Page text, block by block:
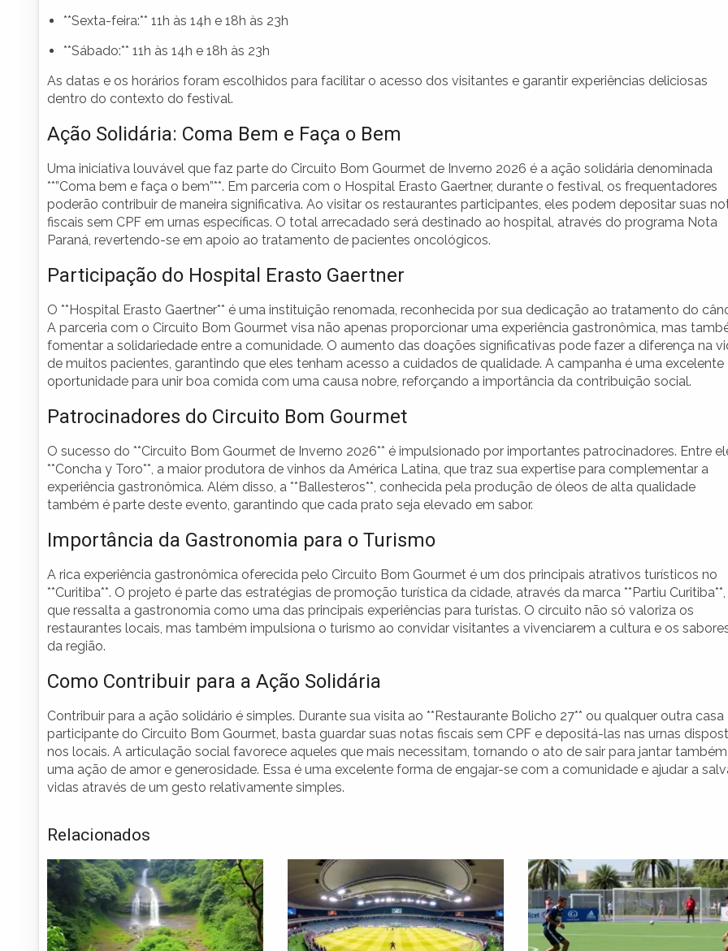
**Sexta-feira:** 11h às 14h e 18h às 23h
**Sábado:** 11h às 14h e 18h às 23h
As datas e os horários foram escolhidos para facilitar o acesso dos visitantes e garantir experiências deliciosas
dentro do contexto do festival.
Ação Solidária: Coma Bem e Faça o Bem
Uma iniciativa louvável que faz parte do Circuito Bom Gourmet de Inverno 2026 é a ação solidária denominada
**”Coma bem e faça o bem”**. Em parceria com o Hospital Erasto Gaertner, durante o festival, os frequentadores
poderão contribuir de maneira significativa. Ao visitar os restaurantes participantes, eles podem depositar suas
fiscais sem CPF em urnas específicas. O total arrecadado será destinado ao hospital, através do programa Nota
Paraná, revertendo-se em apoio ao tratamento de pacientes oncológicos.
Participação do Hospital Erasto Gaertner
O **Hospital Erasto Gaertner** é uma instituição renomada, reconhecida por sua dedicação ao tratamento do
A parceria com o Circuito Bom Gourmet visa não apenas proporcionar uma experiência gastronômica, mas
fomentar a solidariedade entre a comunidade. O aumento das doações significativas pode fazer a diferença na
de muitos pacientes, garantindo que eles tenham acesso a cuidados de qualidade. A campanha é uma excelente
oportunidade para unir boa comida com uma causa nobre, reforçando a importância da contribuição social.
Patrocinadores do Circuito Bom Gourmet
O sucesso do **Circuito Bom Gourmet de Inverno 2026** é impulsionado por importantes patrocinadores. Entre
**Concha y Toro**, a maior produtora de vinhos da América Latina, que traz sua expertise para complementar a
experiência gastronômica. Além disso, a **Ballesteros**, conhecida pela produção de óleos de alta qualidade
também é parte deste evento, garantindo que cada prato seja elevado em sabor.
Importância da Gastronomia para o Turismo
A rica experiência gastronômica oferecida pelo Circuito Bom Gourmet é um dos principais atrativos turísticos no
**Curitiba**. O projeto é parte das estratégias de promoção turística da cidade, através da marca **Partiu Curitiba**,
que ressalta a gastronomia como uma das principais experiências para turistas. O circuito não só valoriza os
restaurantes locais, mas também impulsiona o turismo ao convidar visitantes a vivenciarem a cultura e os
da região.
Como Contribuir para a Ação Solidária
Contribuir para a ação solidário é simples. Durante sua visita ao **Restaurante Bolicho 27** ou qualquer outra casa
participante do Circuito Bom Gourmet, basta guardar suas notas fiscais sem CPF e depositá-las nas urnas
nos locais. A articulação social favorece aqueles que mais necessitam, tornando o ato de sair para jantar também
uma ação de amor e generosidade. Essa é uma excelente forma de engajar-se com a comunidade e ajudar a
vidas através de um gesto relativamente simples.
Relacionados